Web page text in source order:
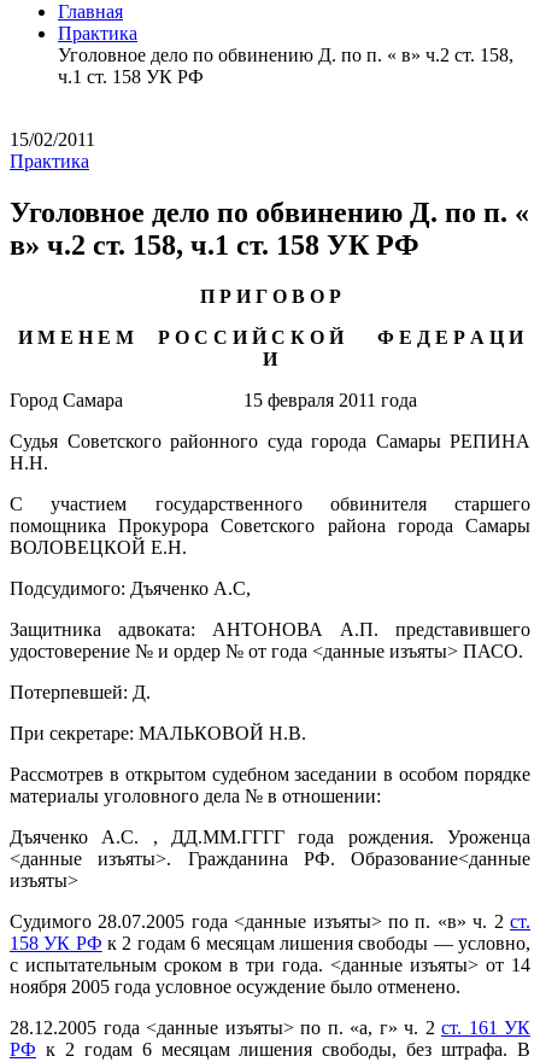
Главная
Практика
Уголовное дело по обвинению Д. по п. « в» ч.2 ст. 158,
ч.1 ст. 158 УК РФ
15/02/2011
Практика
Уголовное дело по обвинению Д. по п. «
в» ч.2 ст. 158, ч.1 ст. 158 УК РФ
П Р И Г О В О Р
И М Е Н Е М Р О С С И Й С К О Й Ф Е Д Е Р А Ц И
И
Город Самара 15 февраля 2011 года
Судья Советского районного суда города Самары РЕПИНА
Н.Н.
С участием государственного обвинителя старшего
помощника Прокурора Советского района города Самары
ВОЛОВЕЦКОЙ Е.Н.
Подсудимого: Дъяченко А.С,
Защитника адвоката: АНТОНОВА А.П. представившего
удостоверение № и ордер № от года <данные изъяты> ПАСО.
Потерпевшей: Д.
При секретаре: МАЛЬКОВОЙ Н.В.
Рассмотрев в открытом судебном заседании в особом порядке
материалы уголовного дела № в отношении:
Дъяченко А.С. , ДД.ММ.ГГГГ года рождения. Уроженца
<данные изъяты>. Гражданина РФ. Образование<данные
изъяты>
Судимого 28.07.2005 года<данные изъяты> по п. «в» ч. 2ст.
158 УК РФ к 2 годам 6 месяцам лишения свободы — условно,
с испытательным сроком в три года. <данные изъяты> от 14
ноября 2005 года условное осуждение было отменено.
28.12.2005 года <данные изъяты> по п. «а, г» ч. 2 ст. 161 УК
РФ к 2 годам 6 месяцам лишения свободы, без штрафа. В